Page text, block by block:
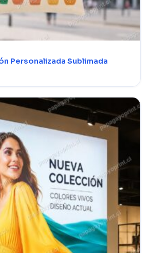
Personalizada Sublimada